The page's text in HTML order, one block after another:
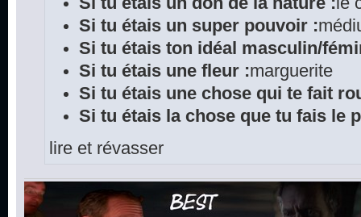
Si tu étais un super pouvoir :
Si tu étais ton idéal masculin/
Si tu étais une fleur :marguerite
Si tu étais une chose qui te fait
Si tu étais la chose que tu fais le
lire et révasser